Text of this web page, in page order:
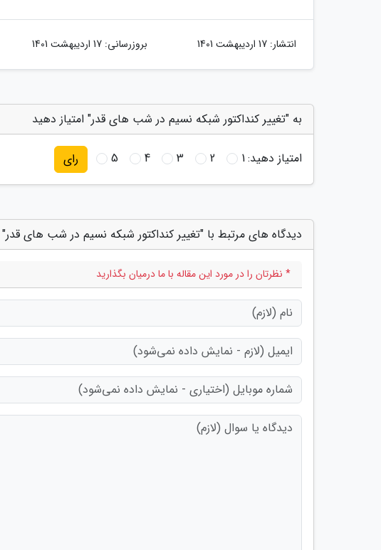
انتشار: 17 اردیبهشت 1401 بروزرسانی: 17 اردیبهشت 1401
به "تغییر کنداکتور شبکه نسیم در شب های قدر" امتیاز دهید
امتیاز دهید:1
2
3
4
5 رای
دیدگاه های مرتبط با "تغییر کنداکتور شبکه نسیم در شب های قدر"
* نظرتان را در مورد این مقاله با ما درمیان بگذارید